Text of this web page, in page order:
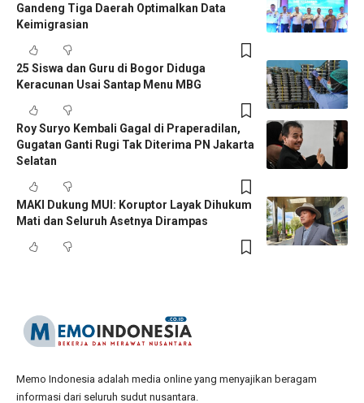
Gandeng Tiga Daerah Optimalkan Data
Keimigrasian
25 Siswa dan Guru di Bogor Diduga
Keracunan Usai Santap Menu MBG
Roy Suryo Kembali Gagal di Praperadilan,
Gugatan Ganti Rugi Tak Diterima PN Jakarta
Selatan
MAKI Dukung MUI: Koruptor Layak Dihukum
Mati dan Seluruh Asetnya Dirampas
Memo Indonesia adalah media online yang menyajikan beragam
informasi dari seluruh sudut nusantara.